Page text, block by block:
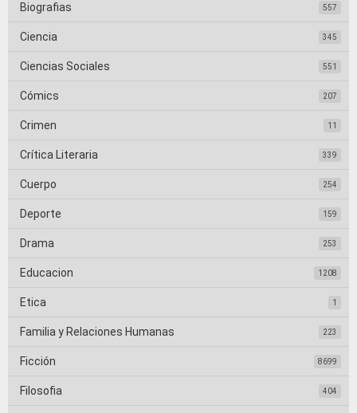
Biografias 557
Ciencia 345
Ciencias Sociales 551
Cómics 207
Crimen 11
Crítica Literaria 339
Cuerpo 254
Deporte 159
Drama 253
Educacion 1208
Etica 1
Familia y Relaciones Humanas 223
Ficción 8699
Filosofia 404